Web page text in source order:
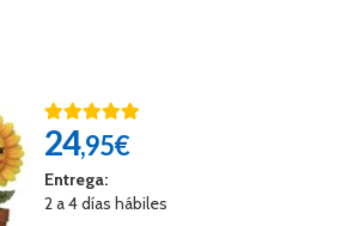
24,95€
Entrega:
2 a 4 días hábiles